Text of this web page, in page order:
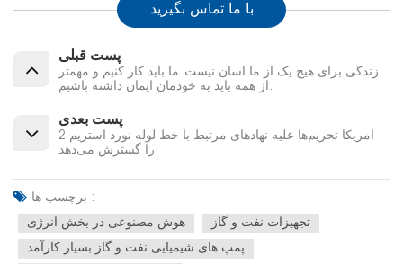
با ما تماس بگیرید
پست قبلی
زندگی برای هیچ یک از ما آسان نیست. ما باید کار کنیم و مهمتر
از همه باید به خودمان ایمان داشته باشیم.
پست بعدی
آمریکا تحریم‌ها علیه نهادهای مرتبط با خط لوله نورد استریم 2
را گسترش می‌دهد
برچسب ها :
هوش مصنوعی در بخش انرژی
تجهیزات نفت و گاز
پمپ های شیمیایی نفت و گاز بسیار کارآمد